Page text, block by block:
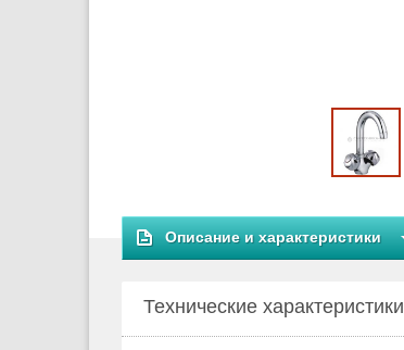
Описание и характеристики
Технические характеристики